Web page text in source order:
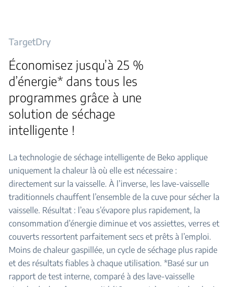
TargetDry
Économisez jusqu’à 25 %
d’énergie* dans tous les
programmes grâce à une
solution de séchage
intelligente !
La technologie de séchage intelligente de Beko applique
uniquement la chaleur là où elle est nécessaire :
directement sur la vaisselle. À l’inverse, les lave-vaisselle
traditionnels chauffent l’ensemble de la cuve pour sécher la
vaisselle. Résultat : l’eau s’évapore plus rapidement, la
consommation d’énergie diminue et vos assiettes, verres et
couverts ressortent parfaitement secs et prêts à l’emploi.
Moins de chaleur gaspillée, un cycle de séchage plus rapide
et des résultats fiables à chaque utilisation. *Basé sur un
rapport de test interne, comparé à des lave-vaisselle